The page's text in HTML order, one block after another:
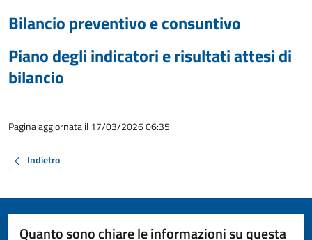
Bilancio preventivo e consuntivo
Piano degli indicatori e risultati attesi di
bilancio
Pagina aggiornata il 17/03/2026 06:35
Indietro
Quanto sono chiare le informazioni su questa